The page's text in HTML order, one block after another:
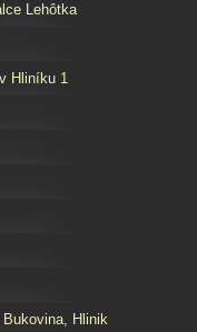
Lehôtka
Hliníku 1
Bukovina, Hlinik